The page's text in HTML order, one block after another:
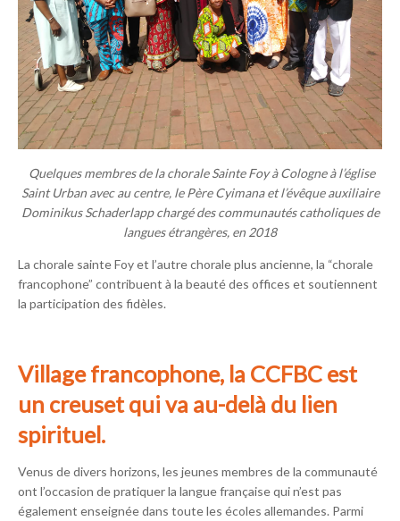
Quelques membres de la chorale Sainte Foy à Cologne à l’église
Saint Urban avec au centre, le Père Cyimana et l’évêque auxiliaire
Dominikus Schaderlapp chargé des communautés catholiques de
langues étrangères, en 2018
La chorale sainte Foy et l’autre chorale plus ancienne, la “chorale
francophone” contribuent à la beauté des offices et soutiennent
la participation des fidèles.
Village francophone, la CCFBC est
un creuset qui va au-delà du lien
spirituel.
Venus de divers horizons, les jeunes membres de la communauté
ont l’occasion de pratiquer la langue française qui n’est pas
également enseignée dans toute les écoles allemandes. Parmi